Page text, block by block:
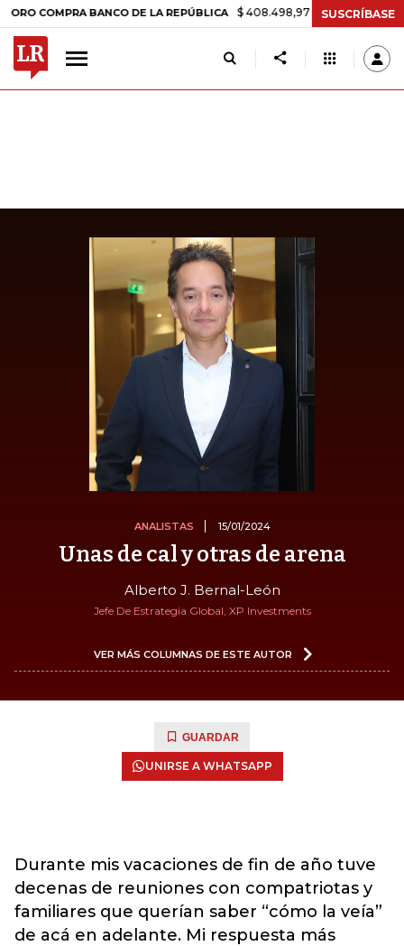
BANCO DE LA REPÚBLICA $ 408.498,97 +$ 8.753,81 +2,19%
SUSCRÍBASE
ANALISTAS 15/01/2024
Unas de cal y otras de arena
Alberto J. Bernal-León
Jefe De Estrategia Global, XP Investments
VER MÁS COLUMNAS DE ESTE AUTOR
GUARDAR
UNIRSE A WHATSAPP
Durante mis vacaciones de fin de año tuve
decenas de reuniones con compatriotas y
familiares que querían saber “cómo la veía”
de acá en adelante. Mi respuesta más